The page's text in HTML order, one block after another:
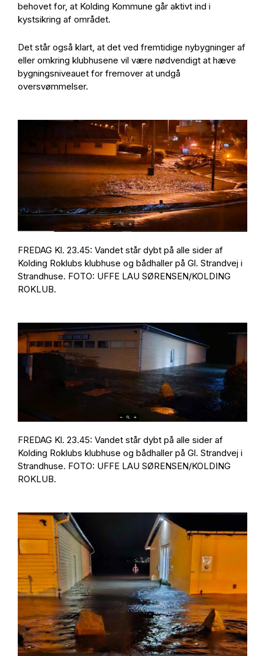
behovet for, at Kolding Kommune går aktivt ind i
kystsikring af området.
Det står også klart, at det ved fremtidige nybygninger af
eller omkring klubhusene vil være nødvendigt at hæve
bygningsniveauet for fremover at undgå
oversvømmelser.
FREDAG Kl. 23.45: Vandet står dybt på alle sider af
Kolding Roklubs klubhuse og bådhaller på Gl. Strandvej i
Strandhuse. FOTO: UFFE LAU SØRENSEN/KOLDING
ROKLUB.
FREDAG Kl. 23.45: Vandet står dybt på alle sider af
Kolding Roklubs klubhuse og bådhaller på Gl. Strandvej i
Strandhuse. FOTO: UFFE LAU SØRENSEN/KOLDING
ROKLUB.